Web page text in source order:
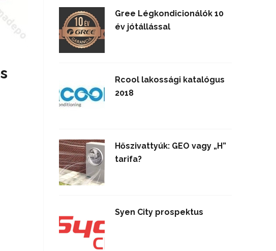
Gree Légkondicionálók 10
év jótállással
Rcool lakossági katalógus
2018
Hőszivattyúk: GEO vagy „H”
tarifa?
Syen City prospektus